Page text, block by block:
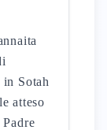
Sotah
atteso